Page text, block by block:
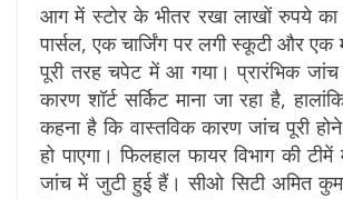
आग में स्टोर के भीतर रखा लाखों रुपये का
पार्सल, एक चार्जिंग पर लगी स्कूटी और एक
पूरी तरह चपेट में आ गया। प्रारंभिक
कारण शॉर्ट सर्किट माना जा रहा है,
कहना है कि वास्तविक कारण जांच पूरी
हो पाएगा। फिलहाल फायर विभाग की
जांच में जुटी हुई हैं। सीओ सिटी अमित